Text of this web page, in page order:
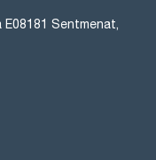
E08181 Sentmenat,